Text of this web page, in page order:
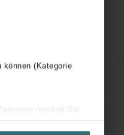
können (Kategorie
nehmen Sie